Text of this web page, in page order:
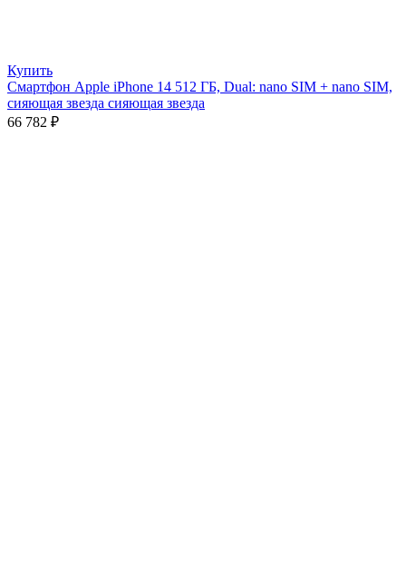
Купить
Смартфон Apple iPhone 14 512 ГБ, Dual: nano SIM + nano SIM,
сияющая звезда сияющая звезда
66 782 ₽